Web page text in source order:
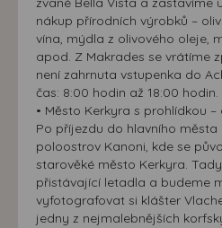
nákup přírodních výrobků –
vína, mýdla z olivového oleje,
apod. Z Makrades se vrátíme
není zahrnuta vstupenka do
čas: 8:00 hodin až 18:00 hodin.
• Město Kerkyra s prohlídkou
Po příjezdu do hlavního
poloostrov Kanoni, kde se
starověké město Kerkyra.
přistávající letadla a budeme
vyfotografovat si klášter
jedny z nejmalebnějších